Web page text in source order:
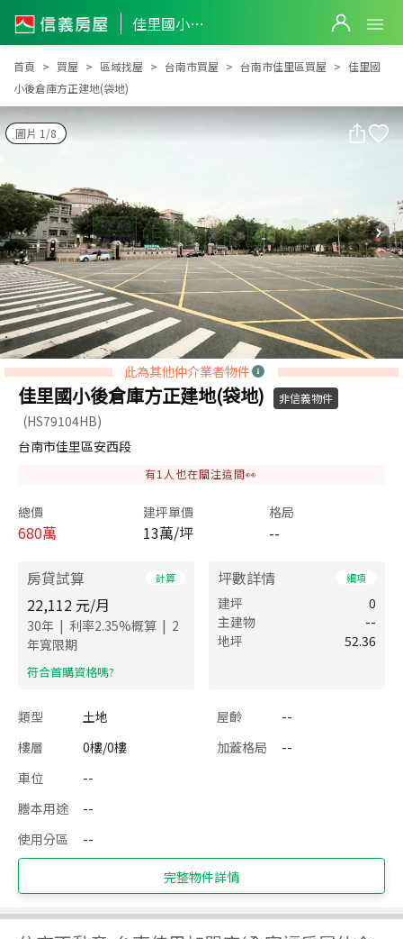
佳里國小後倉庫方正建地(袋地)
佳里國小後倉庫方正建地(袋地)
首頁 買屋 區域找屋 台南市買屋 台南市佳里區買屋
佳里國
小後倉庫方正建地(袋地)
圖片 1/8
此為其他仲介業者物件
佳里國小後倉庫方正建地(袋地) 非信義物件
(HS79104HB)
台南市佳里區安西段
有1 人也在關注這間👀
總價
680萬
建坪單價
13萬/坪
格局
--
房貸試算 計算
22,112 元/月
30年 | 利率2.35%概算 | 2
年寬限期
​符合首購資格嗎?
坪數詳情 細項
建坪
0
主建物
--
地坪
52.36
類型 土地 屋齡
--
樓層
0樓/0樓 加蓋格局
--
車位
--
謄本用途
--
使用分區
--
完整物件詳情